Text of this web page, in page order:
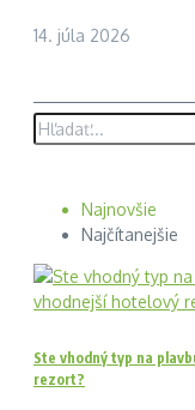
14. júla 2026
Hľadať:
Najnovšie
Najčítanejšie
Ste vhodný typ na
rezort?